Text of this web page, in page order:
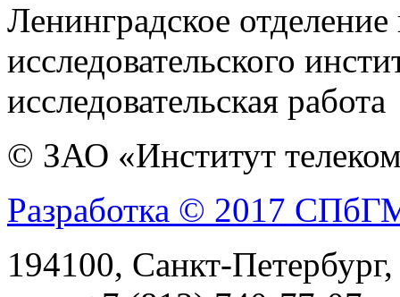
Ленинградское
исследовательского
исследовательская работа
© ЗАО «Институт
Разработка © 2017
194100, Санкт-